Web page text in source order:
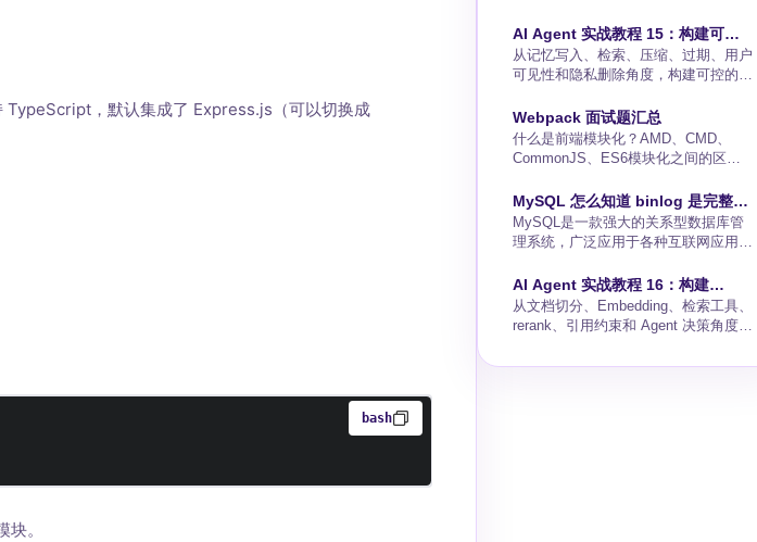
TypeScript，默认集成了 Express.js（可以切换成
bash
。
力。什么是ConsulConsul是由
HashiCorp公司开发的一种服务网格解
决方案，它提供完整的服务网格特性，
并且可以在任何运行您的应用程序的环
框架，提供了一系列的错误处理机制，
让我们可以更加优雅和有效地管理错
误。在本篇教程中，我们将逐步了解
它提供的工具和特性来提升应用的健壮
性。了解Next.js的错误类型在Next.js
中，错误大致可以分为两类：客户端错
误：通常发生在浏览器端，例如路
AI Agent 实战教程 15：构建可控
的 Memory 系统
从记忆写入、检索、压缩、过期、用户
可见性和隐私删除角度，构建可控的
Webpack 面试题汇总
什么是前端模块化？AMD、CMD、
CommonJS、ES6模块化之间的区别
分解为多个模块以方便编码。模块化规
范的实现是为了达成浏览器端模块化的
目的。AMD是一种Javascript模块化规
块。不用转换代码的情况下直接运行在
浏览器环境。依赖前置，提前执行。代
表库requirejsCMD是一种Javascript模
块化规范，依赖就近
MySQL 怎么知道 binlog 是完整
的?
MySQL是一款强大的关系型数据库管
理系统，广泛应用于各种互联网应用程
binlog（BinaryLog，二进制日志）是一
种非常重要的日志文件，它记录了所有
对数据库进行的改变操作，如
AI Agent 实战教程 16：构建
Agent 驱动的 RAG 问答系统
从文档切分、Embedding、检索工具、
rerank、引用约束和 Agent 决策角度构